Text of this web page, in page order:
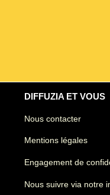
DIFFUZIA ET VOUS
Nous contacter
Mentions légales
Engagement de
Nous suivre via notre